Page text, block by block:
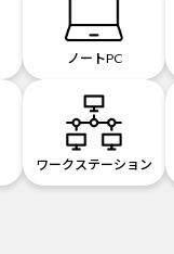
ノートPC
ワークステーション